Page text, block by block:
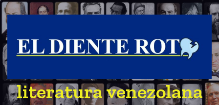
S
a
literatura venezolana